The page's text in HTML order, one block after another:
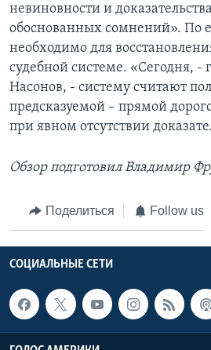
невиновности и
обоснованных сомнений». По
необходимо для
судебной системе. «Сегодня, -
Насонов, - систему считают
предсказуемой – прямой
при явном отсутствии
Обзор подготовил Владимир
Поделиться Follow us
СОЦИАЛЬНЫЕ СЕТИ